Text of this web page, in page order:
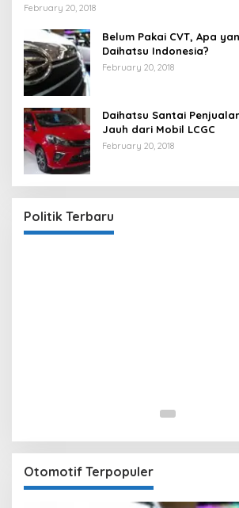
February 20, 2018
Belum Pakai CVT, Apa
Daihatsu Indonesia?
February 20, 2018
Daihatsu Santai
Jauh dari Mobil LCGC
February 20, 2018
Politik Terbaru
Yasin
In Berita, Politik |
Otomotif Terpopuler